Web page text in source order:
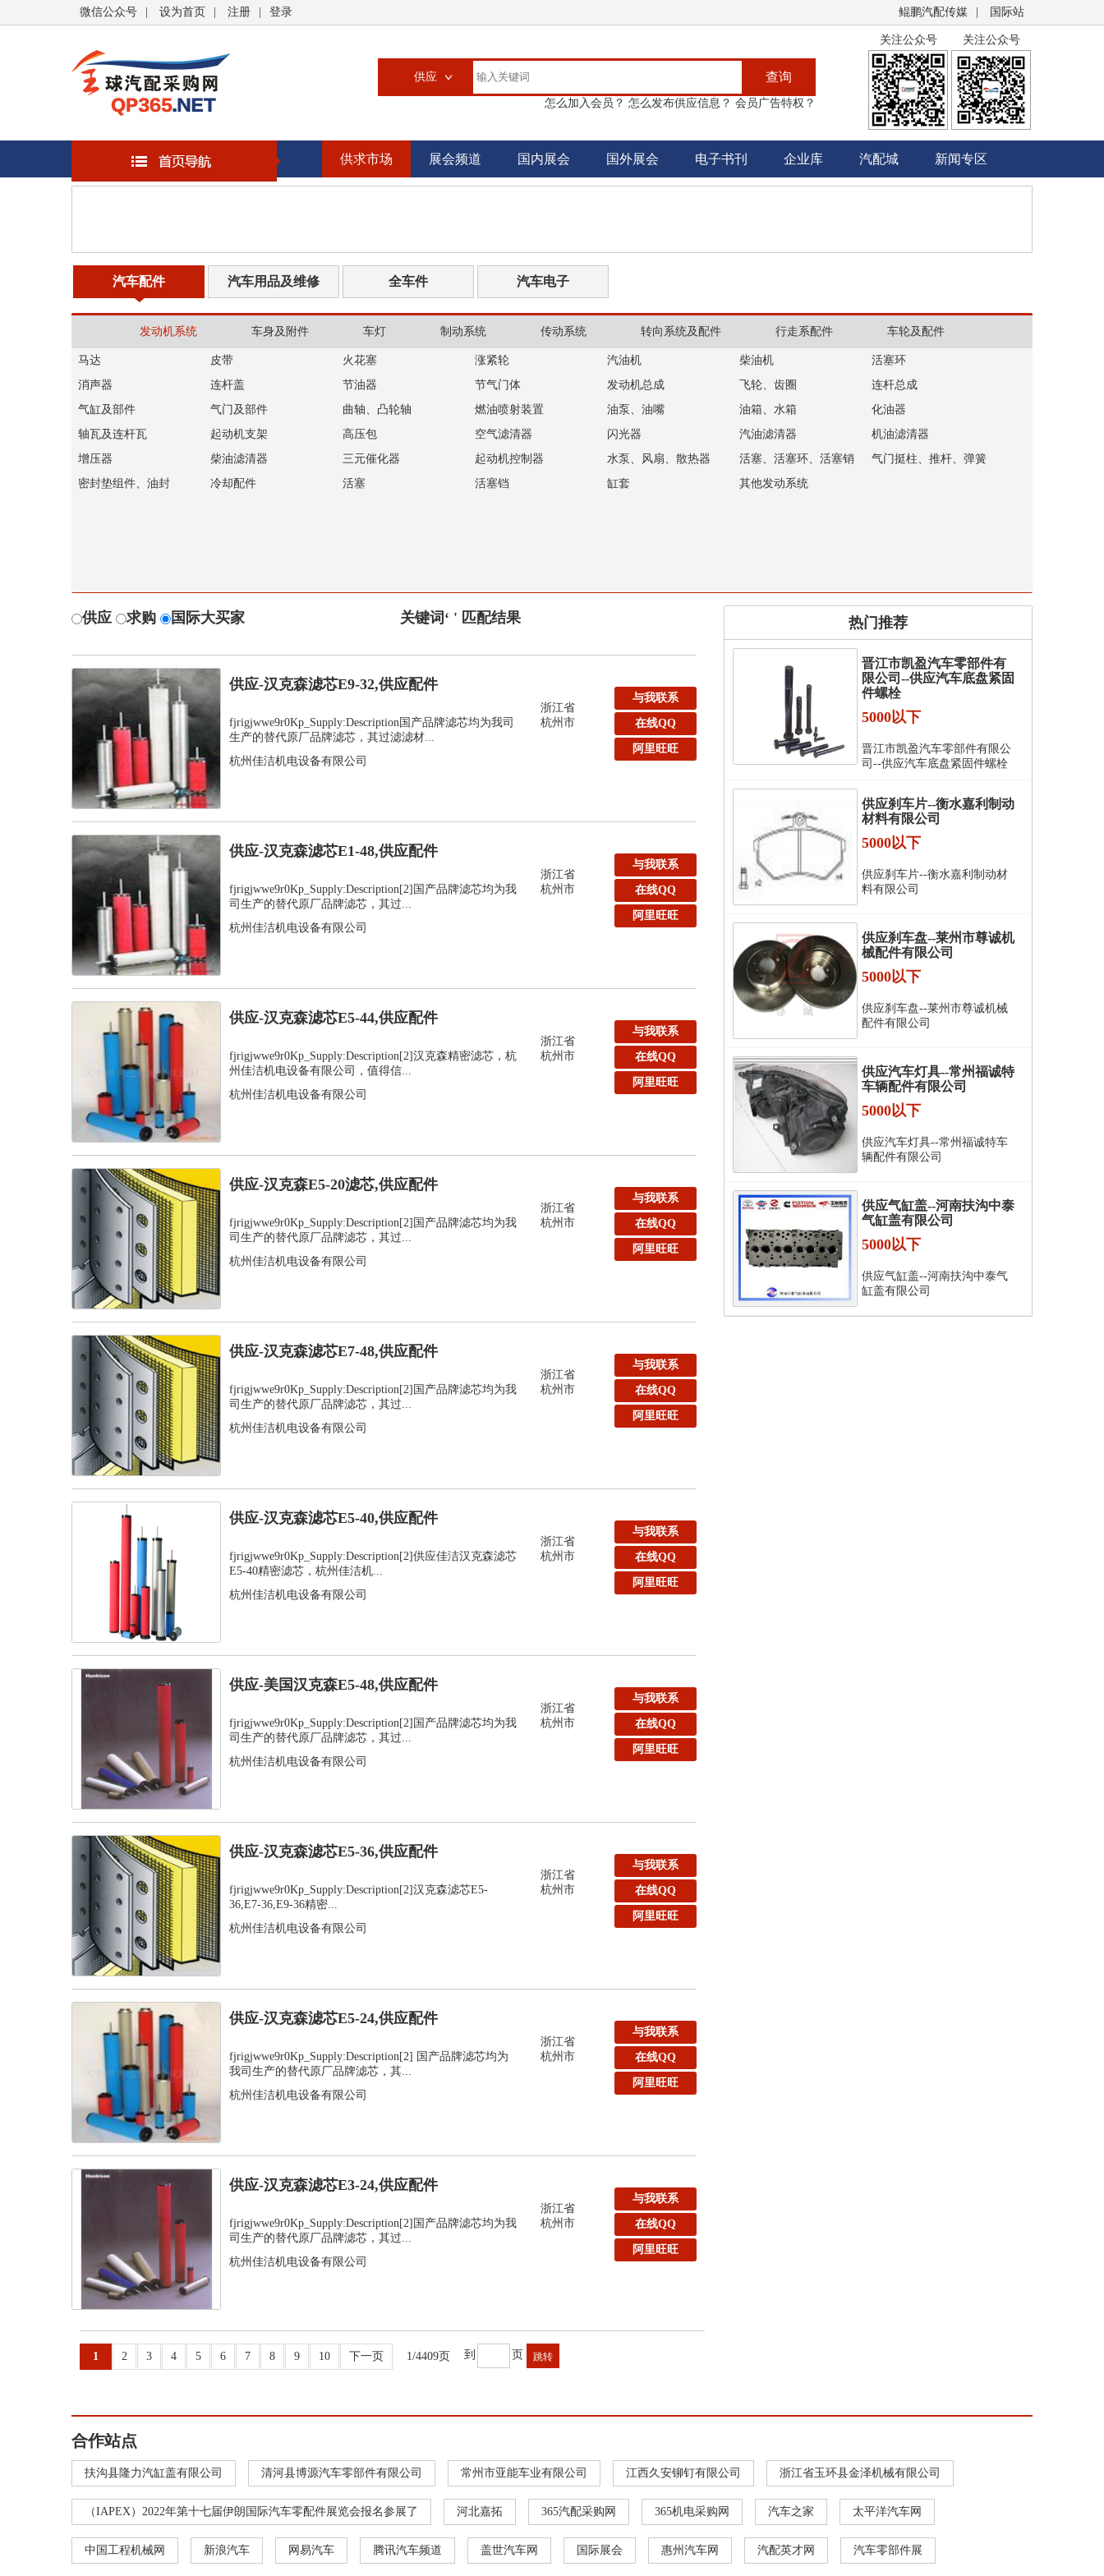
微信公众号 设为首页 注册 登录 鲲鹏汽配传媒 国际站
供应
求购
企业
书刊
查询
怎么加入会员？ 怎么发布供应信息？ 会员广告特权？
关注公众号 关注公众号
供求市场 展会频道 国内展会 国外展会 电子书刊 企业库 汽配城 新闻专区
汽车配件 汽车用品及维修 全车件 汽车电子
发动机系统 车身及附件 车灯 制动系统 传动系统 转向系统及配件 行走系配件 车轮及配件
马达 皮带 火花塞 涨紧轮 汽油机 柴油机
活塞环
消声器
连杆盖 节油器 节气门体 发动机总成 飞轮、齿圈
连杆总成
气缸及部件
气门及部件 曲轴、凸轮轴 燃油喷射装置 油泵、油嘴 油箱、水箱
化油器
轴瓦及连杆瓦
起动机支架 高压包 空气滤清器 闪光器 汽油滤清器
机油滤清器
增压器
柴油滤清器 三元催化器 起动机控制器 水泵、风扇、散热器 活塞、活塞环、活塞销
气门挺柱、推杆、弹簧
密封垫组件、油封
冷却配件 活塞 活塞铛 缸套 其他发动系统
供应 求购 国际大买家 关键词‘ ' 匹配结果
供应-汉克森滤芯E9-32,供应配件
fjrigjwwe9r0Kp_Supply:Description国产品牌滤芯均为我司
生产的替代原厂品牌滤芯，其过滤滤材...
杭州佳洁机电设备有限公司
浙江省
杭州市
与我联系
在线QQ
阿里旺旺
供应-汉克森滤芯E1-48,供应配件
fjrigjwwe9r0Kp_Supply:Description[2]国产品牌滤芯均为我
司生产的替代原厂品牌滤芯，其过...
杭州佳洁机电设备有限公司
浙江省
杭州市
与我联系
在线QQ
阿里旺旺
供应-汉克森滤芯E5-44,供应配件
fjrigjwwe9r0Kp_Supply:Description[2]汉克森精密滤芯，杭
州佳洁机电设备有限公司，值得信...
杭州佳洁机电设备有限公司
浙江省
杭州市
与我联系
在线QQ
阿里旺旺
供应-汉克森E5-20滤芯,供应配件
fjrigjwwe9r0Kp_Supply:Description[2]国产品牌滤芯均为我
司生产的替代原厂品牌滤芯，其过...
杭州佳洁机电设备有限公司
浙江省
杭州市
与我联系
在线QQ
阿里旺旺
供应-汉克森滤芯E7-48,供应配件
fjrigjwwe9r0Kp_Supply:Description[2]国产品牌滤芯均为我
司生产的替代原厂品牌滤芯，其过...
杭州佳洁机电设备有限公司
浙江省
杭州市
与我联系
在线QQ
阿里旺旺
供应-汉克森滤芯E5-40,供应配件
fjrigjwwe9r0Kp_Supply:Description[2]供应佳洁汉克森滤芯
E5-40精密滤芯，杭州佳洁机...
杭州佳洁机电设备有限公司
浙江省
杭州市
与我联系
在线QQ
阿里旺旺
供应-美国汉克森E5-48,供应配件
fjrigjwwe9r0Kp_Supply:Description[2]国产品牌滤芯均为我
司生产的替代原厂品牌滤芯，其过...
杭州佳洁机电设备有限公司
浙江省
杭州市
与我联系
在线QQ
阿里旺旺
供应-汉克森滤芯E5-36,供应配件
fjrigjwwe9r0Kp_Supply:Description[2]汉克森滤芯E5-
36,E7-36,E9-36精密...
杭州佳洁机电设备有限公司
浙江省
杭州市
与我联系
在线QQ
阿里旺旺
供应-汉克森滤芯E5-24,供应配件
fjrigjwwe9r0Kp_Supply:Description[2] 国产品牌滤芯均为
我司生产的替代原厂品牌滤芯，其...
杭州佳洁机电设备有限公司
浙江省
杭州市
与我联系
在线QQ
阿里旺旺
供应-汉克森滤芯E3-24,供应配件
fjrigjwwe9r0Kp_Supply:Description[2]国产品牌滤芯均为我
司生产的替代原厂品牌滤芯，其过...
杭州佳洁机电设备有限公司
浙江省
杭州市
与我联系
在线QQ
阿里旺旺
1 2 3 4 5 6 7 8 9 10 下一页 1/4409页 到 页
热门推荐
晋江市凯盈汽车零部件有
限公司--供应汽车底盘紧固
件螺栓
5000以下
晋江市凯盈汽车零部件有限公
司--供应汽车底盘紧固件螺栓
供应刹车片--衡水嘉利制动
材料有限公司
5000以下
供应刹车片--衡水嘉利制动材
料有限公司
供应刹车盘--莱州市尊诚机
械配件有限公司
5000以下
供应刹车盘--莱州市尊诚机械
配件有限公司
供应汽车灯具--常州福诚特
车辆配件有限公司
5000以下
供应汽车灯具--常州福诚特车
辆配件有限公司
供应气缸盖--河南扶沟中泰
气缸盖有限公司
5000以下
供应气缸盖--河南扶沟中泰气
缸盖有限公司
合作站点
扶沟县隆力汽缸盖有限公司 清河县博源汽车零部件有限公司 常州市亚能车业有限公司 江西久安铆钉有限公司 浙江省玉环县金泽机械有限公司
（IAPEX）2022年第十七届伊朗国际汽车零配件展览会报名参展了 河北嘉拓 365汽配采购网 365机电采购网 汽车之家 太平洋汽车网
中国工程机械网 新浪汽车 网易汽车 腾讯汽车频道 盖世汽车网 国际展会 惠州汽车网 汽配英才网 汽车零部件展